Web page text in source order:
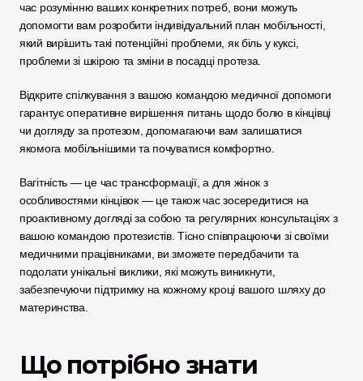
час розумінню ваших конкретних потреб, вони можуть
допомогти вам розробити індивідуальний план мобільності,
який вирішить такі потенційні проблеми, як біль у куксі,
проблеми зі шкірою та зміни в посадці протеза.
Відкрите спілкування з вашою командою медичної допомоги
гарантує оперативне вирішення питань щодо болю в кінцівці
чи догляду за протезом, допомагаючи вам залишатися
якомога мобільнішими та почуватися комфортно.
Вагітність — це час трансформації, а для жінок з
особливостями кінцівок — це також час зосередитися на
проактивному догляді за собою та регулярних консультаціях з
вашою командою протезистів. Тісно співпрацюючи зі своїми
медичними працівниками, ви зможете передбачити та
подолати унікальні виклики, які можуть виникнути,
забезпечуючи підтримку на кожному кроці вашого шляху до
материнства.
Що потрібно знати